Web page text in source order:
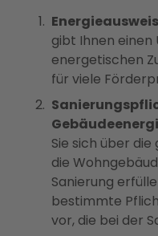
gibt Ihnen
energetischen
für viele
Sie sich über
die
Sanierung
bestimmte
vor, die bei der